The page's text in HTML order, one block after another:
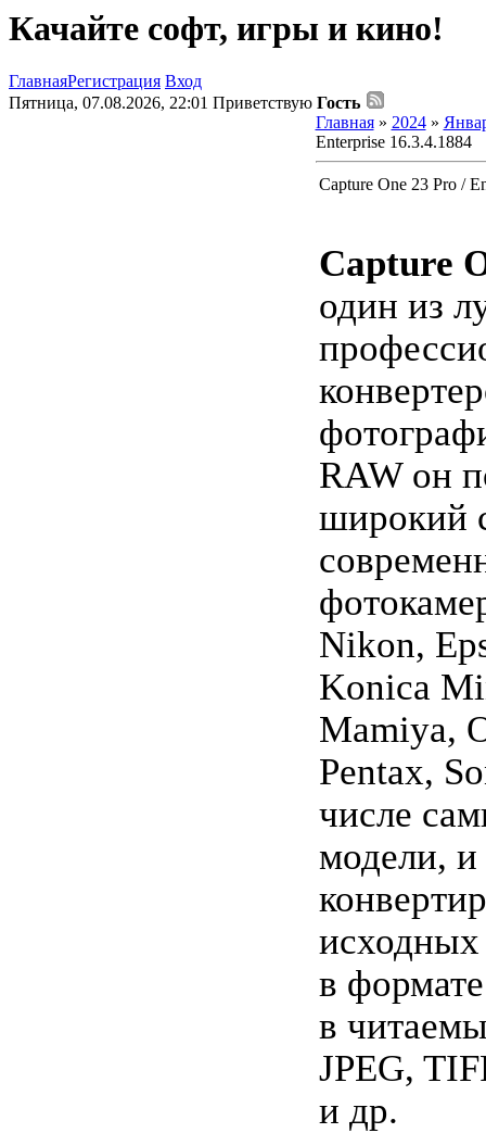
Качайте софт, игры и кино!
ГлавнаяРегистрация Вход
Пятница, 07.08.2026, 22:01 Приветствую Гость
Главная» 2024 »
Enterprise 16.3.4.1884
Capture One 23 Pro /
Capture
один из
RAW он
широкий
Nikon,
Konica
Mamiya,
Pentax,
числе
модели, и
в
в
JPEG,
и др.